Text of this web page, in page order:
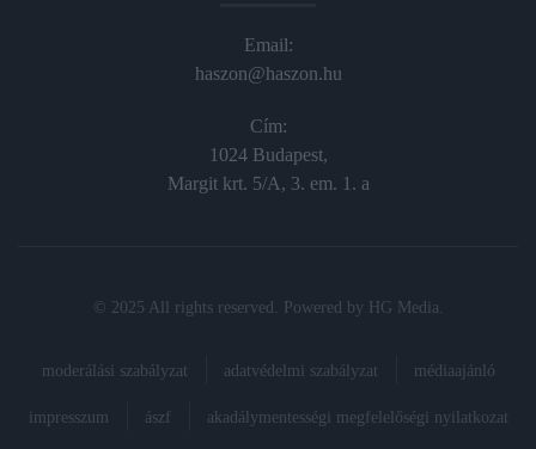
Email:
haszon@haszon.hu
Cím:
1024 Budapest,
Margit krt. 5/A, 3. em. 1. a
© 2025 All rights reserved. Powered by HG Media
moderálási szabályzat adatvédelmi szabályzat médiaajánló
impresszum ászf akadálymentességi megfelelőségi nyilatkozat